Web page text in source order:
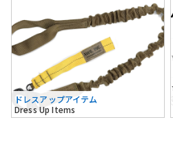
ドレスアップアイテム
Dress Up Items